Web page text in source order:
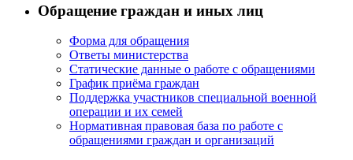
Обращение граждан и иных лиц
Форма для обращения
Ответы министерства
Статические данные о работе с обращениями
График приёма граждан
Поддержка участников специальной военной
операции и их семей
Нормативная правовая база по работе с
обращениями граждан и организаций